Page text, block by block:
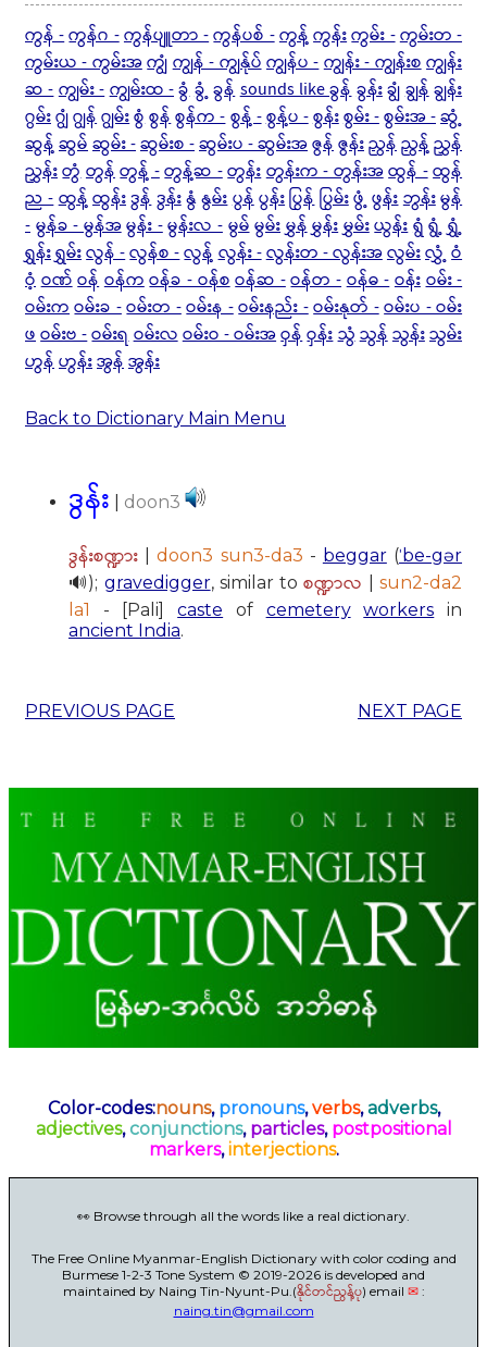
ကွန် -ကွန်ဂ -ကွန်ပျူတာ -ကွန်ပစ် -ကွန့်ကွန်းကွမ်း -ကွမ်းတ -
ကွမ်းယ - ကွမ်းအကျွံကျွန် - ကျွန်ုပ်ကျွန်ပ -ကျွန်း - ကျွန်းစကျွန်း
ဆ -ကျွမ်း -ကျွမ်းထ -ခွံခွံ့ ခွန်sounds like ခွန်ခွန်းချွံချွန်ချွန်း
ဂွမ်းဂျွံဂျွန်ဂျွမ်းစွံစွန်စွန်က -စွန့် -စွန့်ပ -စွန်းစွမ်း -စွမ်းအ -ဆွံ့
ဆွန့်ဆွမ်ဆွမ်း -ဆွမ်းစ -ဆွမ်းပ - ဆွမ်းအဇွန်ဇွန်းညွန်ညွန့်ညွှန်
ညွှန်းတွံတွန်တွန့် -တွန့်ဆ -တွန်းတွန်းက - တွန်းအထွန် -ထွန်
ည -ထွန့်ထွန်းဒွန်ဒွန်းနွံနွမ်းပွန်ပွန်းပြွန်ပြွမ်းဖွံ့ ဖွန်းဘွန်းမွန်
- မွန်ခ - မွန်အမွန်း -မွန်းလ - မွမ်မွမ်း မွှန်မွှန်းမွှမ်းယွန်းရွံ ရွံ့ ရွှံ့
ရွှန်းရွှမ်းလွန် -လွန်စ -လွန့်လွန်း -လွန်းတ - လွန်းအလွမ်းလွှံ့ ဝံ
ဝံ့ဝဏ်ဝန်ဝန်ကဝန်ခ - ဝန်စဝန်ဆ -ဝန်တ -ဝန်ဓ -ဝန်းဝမ်း -
ဝမ်းကဝမ်းခ -ဝမ်းတ -ဝမ်းန -ဝမ်းနည်း -ဝမ်းနုတ် -ဝမ်းပ - ဝမ်း
ဖဝမ်းဗ -ဝမ်းရဝမ်းလဝမ်းဝ - ဝမ်းအဝှန်ဝှန်းသွံသွန်သွန်းသွမ်း
ဟွန်ဟွန်းအွန်အွန်း
Back to Dictionary Main Menu
ဒွန်း doon3
ဒွန်းစဏ္ဍား |doon3 sun3-da3 - beggar(ˈbe-gər
🔊); gravedigger, similar toစဏ္ဍာလ |sun2-da2
la1
- [Pali]caste of cemetery workers in
ancient India.
PREVIOUS PAGE NEXT PAGE
Color-codes:nouns, pronouns,verbs,adverbs,
adjectives,conjunctions, particles, postpositional
markers,interjections.
👀 Browse through all the words like a real dictionary.
The Free Online Myanmar-English Dictionary with color coding and
Burmese 1-2-3 Tone System © 2019-2026 is developed and
maintained by Naing Tin-Nyunt-Pu.(နိုင်တင်ညွန့်ပု) email ✉:
naing.tin@gmail.com